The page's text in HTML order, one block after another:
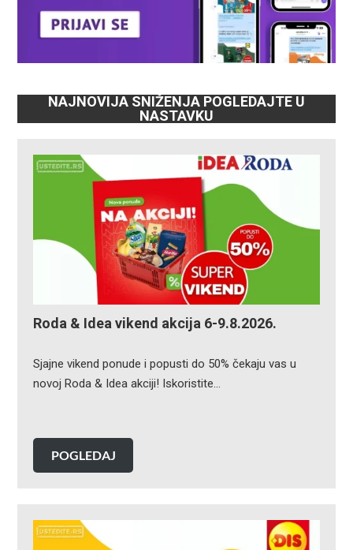
NAJNOVIJA SNIŽENJA POGLEDAJTE U
NASTAVKU
Roda & Idea vikend akcija 6-9.8.2026.
Sjajne vikend ponude i popusti do 50% čekaju vas u
novoj Roda & Idea akciji! Iskoristite…
POGLEDAJ